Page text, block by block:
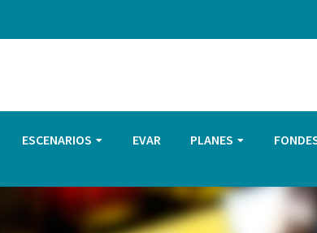
ESCENARIOS EVAR PLANES